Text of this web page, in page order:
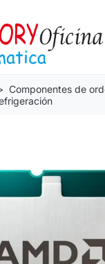
Componentes de